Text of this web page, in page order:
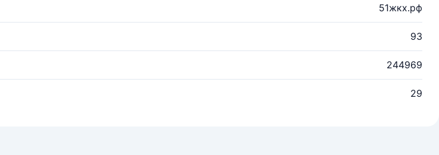
51жкх.рф
93
244969
29